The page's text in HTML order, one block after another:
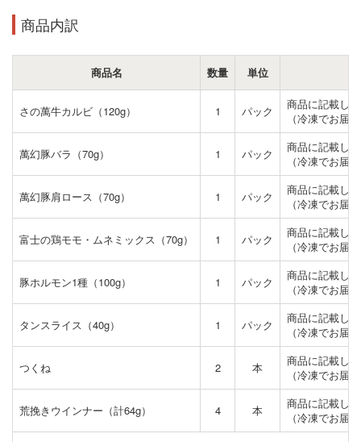
商品内訳
商品名 数量 単位
さの萬牛カルビ（120g） 1 パック
商品に記載し
（冷凍でお届
萬幻豚バラ（70g） 1 パック
商品に記載し
（冷凍でお届
萬幻豚肩ロース（70g） 1 パック
商品に記載し
（冷凍でお届
富士の鶏モモ・ムネミックス（70g） 1 パック
商品に記載し
（冷凍でお届
豚ホルモン1種（100g） 1 パック
商品に記載し
（冷凍でお届
タンスライス（40g） 1 パック
商品に記載し
（冷凍でお届
つくね 2 本
商品に記載し
（冷凍でお届
荒挽きウインナー（計64g） 4 本
商品に記載し
（冷凍でお届